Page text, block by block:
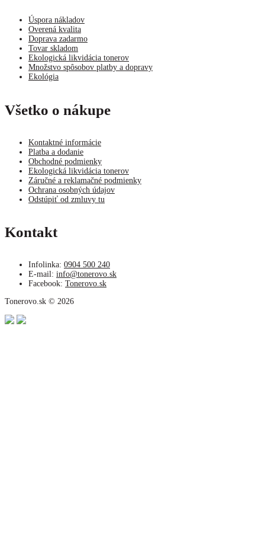
Úspora nákladov
Overená kvalita
Doprava zadarmo
Tovar skladom
Ekologická likvidácia tonerov
Množstvo spôsobov platby a dopravy
Ekológia
Všetko o nákupe
Kontaktné informácie
Platba a dodanie
Obchodné podmienky
Ekologická likvidácia tonerov
Záručné a reklamačné podmienky
Ochrana osobných údajov
Odstúpiť od zmluvy tu
Kontakt
Infolinka: 0904 500 240
E-mail: info@tonerovo.sk
Facebook: Tonerovo.sk
Tonerovo.sk © 2026